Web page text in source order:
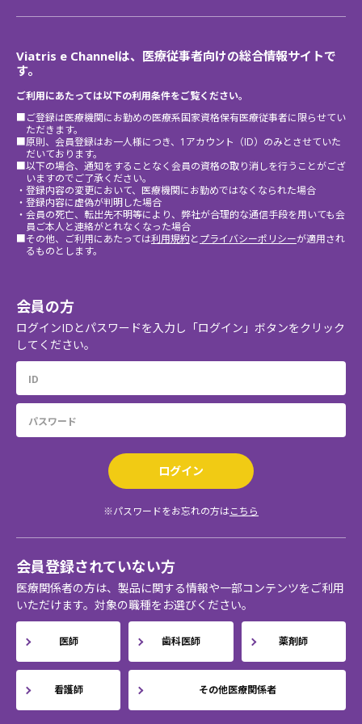
Viatris e Channelは、医療従事者向けの総合情報サイトで
す。
ご利用にあたっては以下の利用条件をご覧ください。
■ご登録は医療機関にお勤めの医療系国家資格保有医療従事者に限らせてい
ただきます。
■原則、会員登録はお一人様につき、1アカウント（ID）のみとさせていた
だいております。
■以下の場合、通知をすることなく会員の資格の取り消しを行うことがござ
いますのでご了承ください。
・登録内容の変更において、医療機関にお勤めではなくなられた場合
・登録内容に虚偽が判明した場合
・会員の死亡、転出先不明等により、弊社が合理的な通信手段を用いても会
員ご本人と連絡がとれなくなった場合
■その他、ご利用にあたっては利用規約とプライバシーポリシーが適用され
るものとします。
会員の方
ログインIDとパスワードを入力し「ログイン」ボタンをクリック
してください。
ログイン
※パスワードをお忘れの方はこちら
会員登録されていない方
医療関係者の方は、製品に関する情報や一部コンテンツをご利用
いただけます。対象の職種をお選びください。
医師 歯科医師 薬剤師
看護師 その他医療関係者